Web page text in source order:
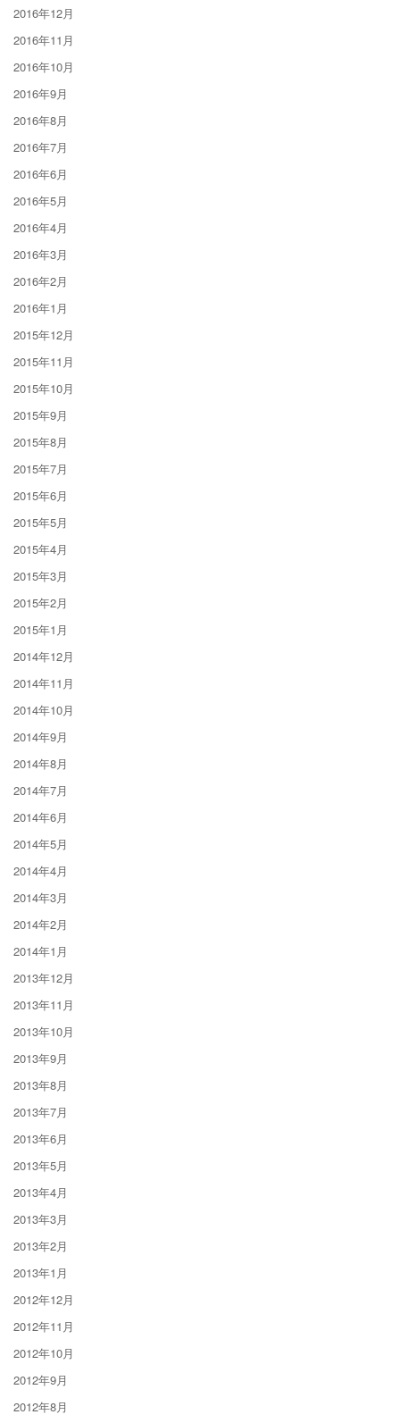
2016年12月
2016年11月
2016年10月
2016年9月
2016年8月
2016年7月
2016年6月
2016年5月
2016年4月
2016年3月
2016年2月
2016年1月
2015年12月
2015年11月
2015年10月
2015年9月
2015年8月
2015年7月
2015年6月
2015年5月
2015年4月
2015年3月
2015年2月
2015年1月
2014年12月
2014年11月
2014年10月
2014年9月
2014年8月
2014年7月
2014年6月
2014年5月
2014年4月
2014年3月
2014年2月
2014年1月
2013年12月
2013年11月
2013年10月
2013年9月
2013年8月
2013年7月
2013年6月
2013年5月
2013年4月
2013年3月
2013年2月
2013年1月
2012年12月
2012年11月
2012年10月
2012年9月
2012年8月